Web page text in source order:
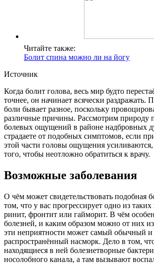
Читайте также:
Болит спина можно ли на йогу
Источник
Когда болит голова, весь мир будто
точнее, он начинает всячески раздражать.
боли бывает разное, поскольку
различные причины. Рассмотрим природу
болевых ощущений в районе надбровных
страдаете от подобных симптомов, если
этой части головы ощущения усиливаются,
того, чтобы неотложно обратиться к врачу.
Возможные заболевания
О чём может свидетельствовать подобная
том, что у вас прогрессирует одно из
ринит, фронтит или гайморит. В чём
болезней, и каким образом можно от них
эти неприятности может самый обычный и
распространённый насморк. Дело в том,
находящиеся в ней болезнетворные
носолобного канала, а там вызывают